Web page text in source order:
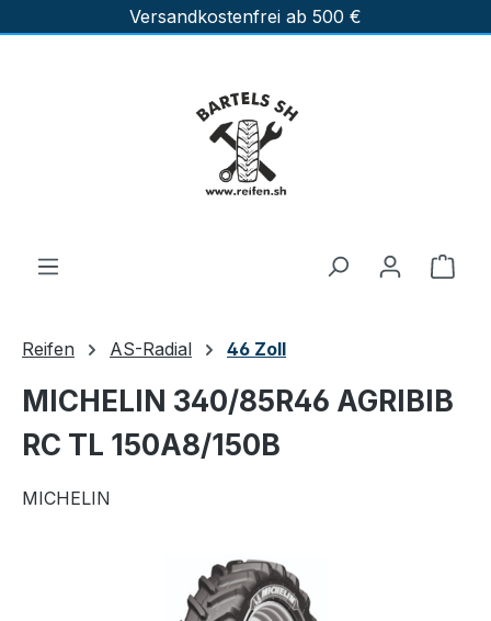
Zum Hauptinhalt springenVersandkostenfrei ab 500 €
Reifen AS-Radial 46 Zoll
MICHELIN 340/85R46 AGRIBIB
RC TL 150A8/150B
MICHELIN
Bildergalerie überspringen